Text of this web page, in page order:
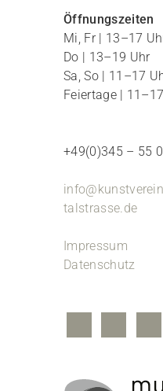
Öffnungszeiten
Mi, Fr | 13–17
Do | 13–19 Uhr
Sa, So | 11–17
Feiertage |
+49(0)345 – 55
talstrasse.de
Impressum
Datenschutz